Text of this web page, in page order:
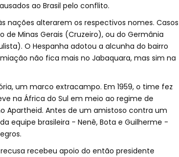
ao Brasil pelo conflito.
nações alterarem os respectivos nomes. Casos
de Minas Gerais (Cruzeiro), ou do Germânia
O Hespanha adotou a alcunha do bairro
não fica mais no Jabaquara, mas sim na
um marco extracampo. Em 1959, o time fez
na África do Sul em meio ao regime de
Apartheid. Antes de um amistoso contra um
equipe brasileira - Nenê, Bota e Guilherme -
recebeu apoio do então presidente